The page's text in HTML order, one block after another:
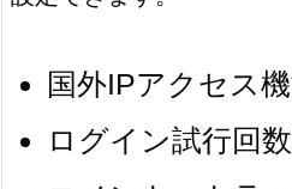
国外IPアクセス
ログイン試行回